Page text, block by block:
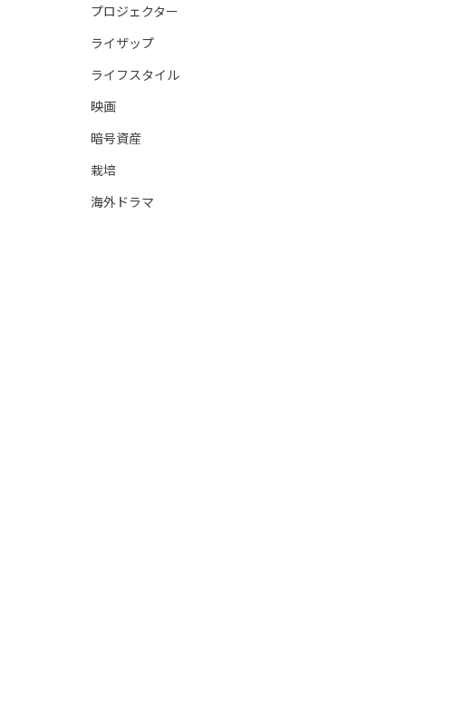
プロジェクター
ライザップ
ライフスタイル
映画
暗号資産
栽培
海外ドラマ